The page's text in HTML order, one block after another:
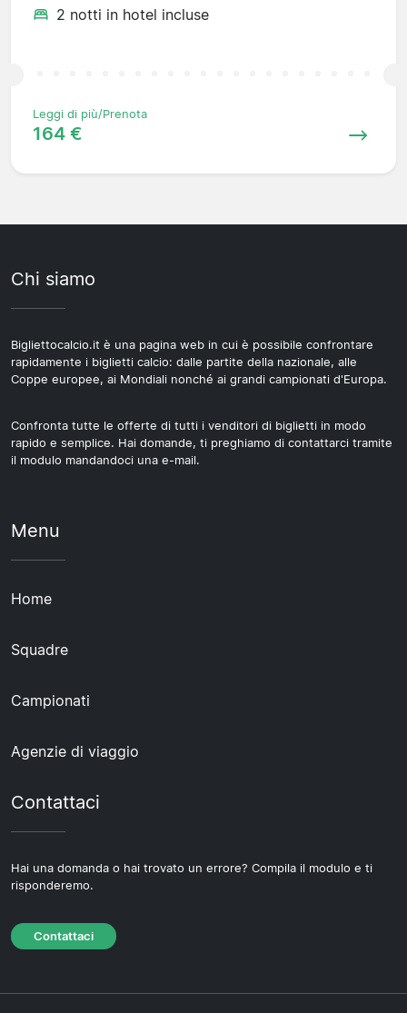
2 notti in hotel incluse
Leggi di più/Prenota
164 €
Chi siamo
Bigliettocalcio.it è una pagina web in cui è possibile confrontare
rapidamente i biglietti calcio: dalle partite della nazionale, alle
Coppe europee, ai Mondiali nonché ai grandi campionati d'Europa.
Confronta tutte le offerte di tutti i venditori di biglietti in modo
rapido e semplice. Hai domande, ti preghiamo di contattarci tramite
il modulo mandandoci una e-mail.
Menu
Home
Squadre
Campionati
Agenzie di viaggio
Contattaci
Hai una domanda o hai trovato un errore? Compila il modulo e ti
risponderemo.
Contattaci